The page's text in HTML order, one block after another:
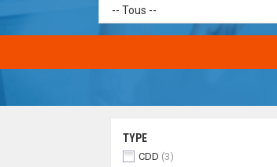
TYPE
CDD (3)